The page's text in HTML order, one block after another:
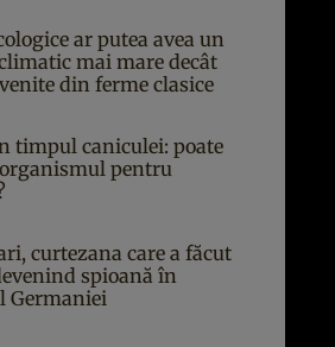
ar putea avea un
mai mare decât
din ferme clasice
timpul caniculei: poate
pentru
curtezana care a făcut
spioană în
Germaniei